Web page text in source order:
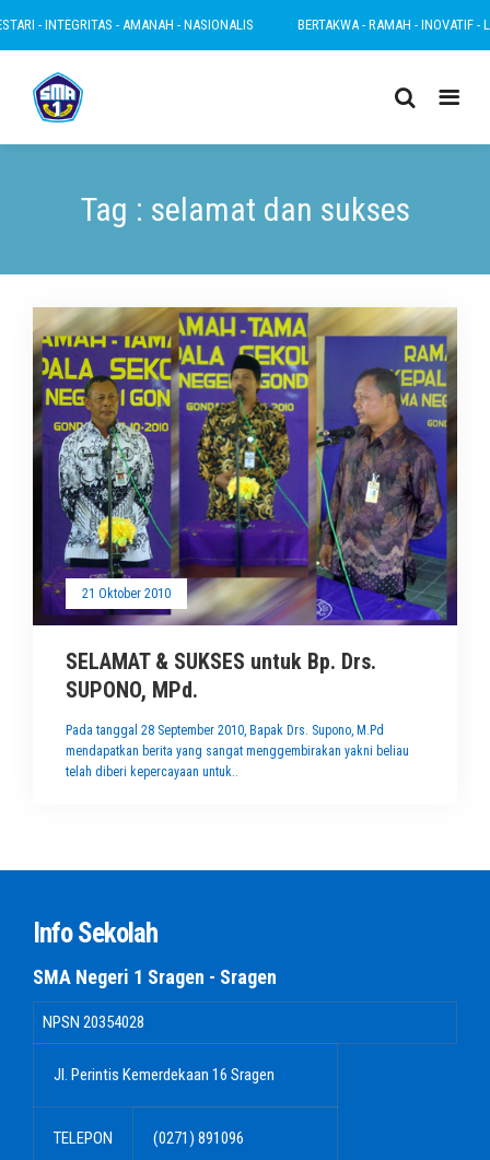
- INTEGRITAS - AMANAH - NASIONALIS BERTAKWA - RAMAH - INOVATIF -
Tag : selamat dan sukses
21 Oktober 2010
SELAMAT & SUKSES untuk Bp. Drs.
SUPONO, MPd.
Pada tanggal 28 September 2010, Bapak Drs. Supono, M.Pd
mendapatkan berita yang sangat menggembirakan yakni beliau
telah diberi kepercayaan untuk..
Info Sekolah
SMA Negeri 1 Sragen - Sragen
NPSN 20354028
Jl. Perintis Kemerdekaan 16 Sragen
TELEPON (0271) 891096